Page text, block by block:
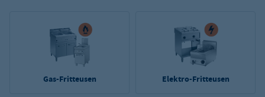
Gas-Fritteusen Elektro-Fritteusen